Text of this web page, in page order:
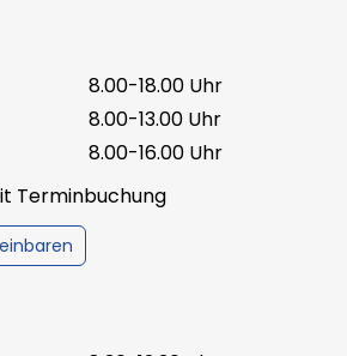
8.00-18.00 Uhr
8.00-13.00 Uhr
8.00-16.00 Uhr
Terminbuchung